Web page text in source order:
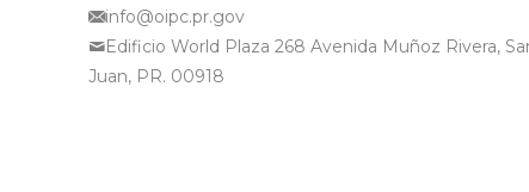
info@oipc.pr.gov
Edificio World Plaza 268 Avenida Muñoz Rivera,
Juan, PR. 00918